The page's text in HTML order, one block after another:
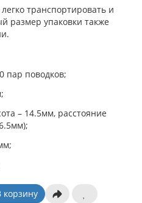
транспортировать и
размер упаковки также
пар поводков;
– 14.5мм, расстояние
корзину